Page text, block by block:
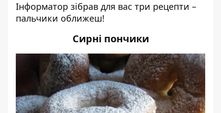
Інформатор зібрав для вас три рецепти –
пальчики оближеш!
Сирні пончики